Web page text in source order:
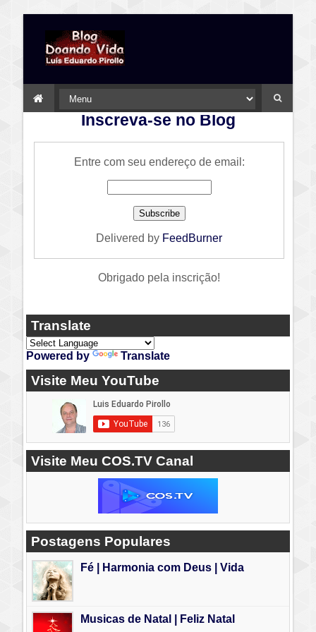
Inscreva-se no Blog
Entre com seu endereço de email:
Delivered by FeedBurner
Obrigado pela inscrição!
Translate
Powered by Translate
Visite Meu YouTube
Visite Meu COS.TV Canal
Postagens Populares
Fé | Harmonia com Deus | Vida
Musicas de Natal | Feliz Natal